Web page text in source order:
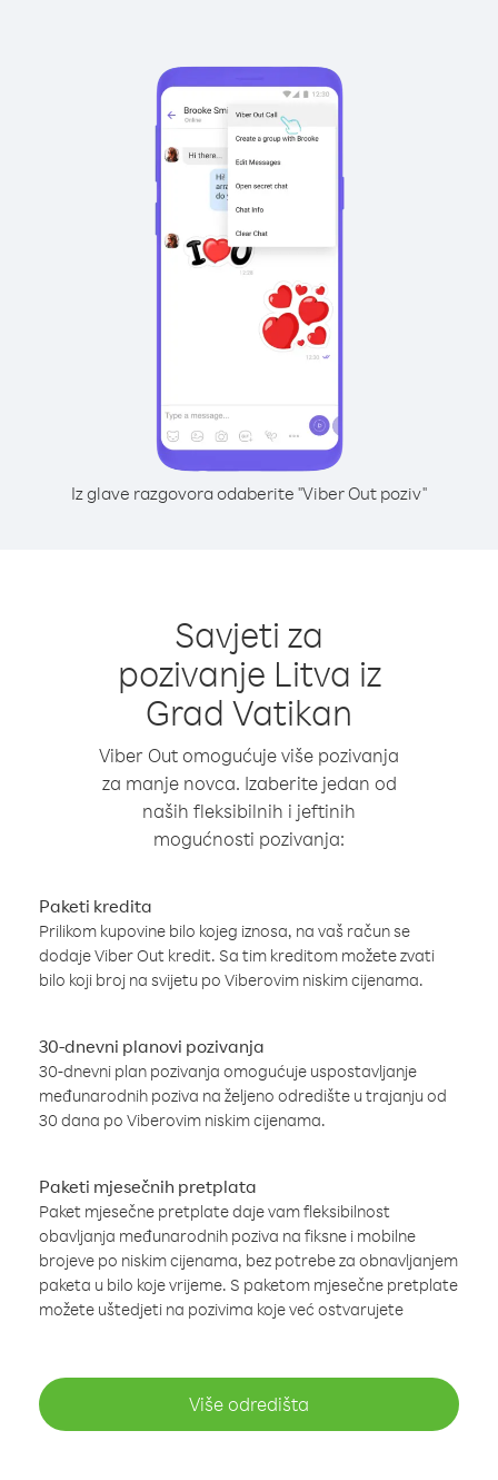
Iz glave razgovora odaberite "Viber Out poziv"
Savjeti za
pozivanje Litva iz
Grad Vatikan
Viber Out omogućuje više pozivanja
za manje novca. Izaberite jedan od
naših fleksibilnih i jeftinih
mogućnosti pozivanja:
Paketi kredita
Prilikom kupovine bilo kojeg iznosa, na vaš račun se
dodaje Viber Out kredit. Sa tim kreditom možete zvati
bilo koji broj na svijetu po Viberovim niskim cijenama.
30-dnevni planovi pozivanja
30-dnevni plan pozivanja omogućuje uspostavljanje
međunarodnih poziva na željeno odredište u trajanju od
30 dana po Viberovim niskim cijenama.
Paketi mjesečnih pretplata
Paket mjesečne pretplate daje vam fleksibilnost
obavljanja međunarodnih poziva na fiksne i mobilne
brojeve po niskim cijenama, bez potrebe za obnavljanjem
paketa u bilo koje vrijeme. S paketom mjesečne pretplate
možete uštedjeti na pozivima koje već ostvarujete
Više odredišta